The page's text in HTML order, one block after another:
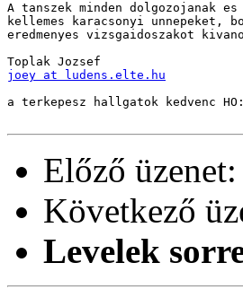
A tanszek minden dolgozojanak
kellemes karacsonyi unnepeket,
eredmenyes vizsgaidoszakot
joey at ludens.elte.hu
a terkepesz hallgatok kedvenc
Előző üzenet:
Következő
Levelek